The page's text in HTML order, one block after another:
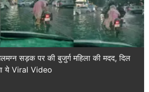
सड़क पर की बुजुर्ग महिला की मदद, दिल
ये Viral Video